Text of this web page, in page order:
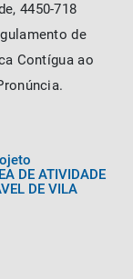
4450-718
de
Contígua ao
DE ATIVIDADE
DE VILA